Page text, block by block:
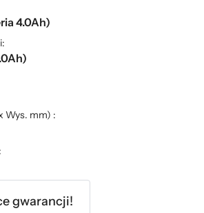
4.0Ah)
Wys. mm) :
gwarancji!